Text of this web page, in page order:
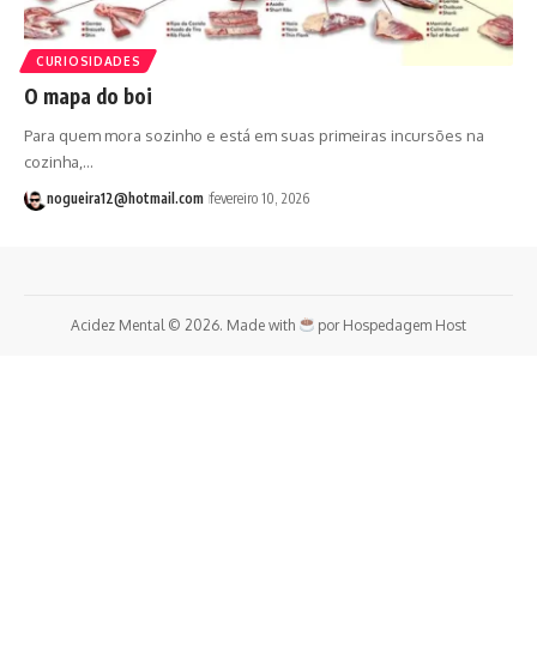
CURIOSIDADES
O mapa do boi
Para quem mora sozinho e está em suas primeiras incursões na
cozinha,…
nogueira12@hotmail.com fevereiro 10, 2026
Acidez Mental © 2026. Made with por Hospedagem Host